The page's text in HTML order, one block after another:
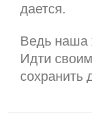
дается.
Ведь наша
Идти
сохранить